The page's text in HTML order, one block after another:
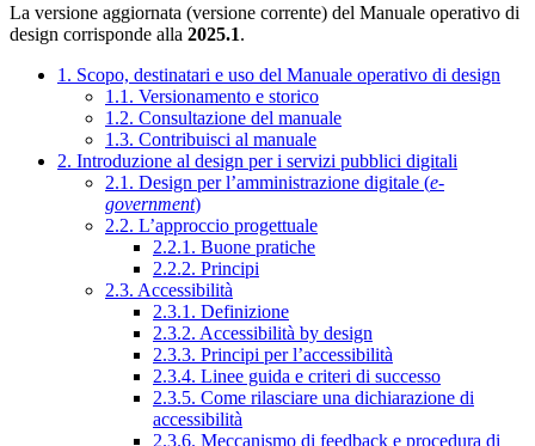
La versione aggiornata (versione corrente) del Manuale operativo di
design corrisponde alla 2025.1.
1. Scopo, destinatari e uso del Manuale operativo di design
1.1. Versionamento e storico
1.2. Consultazione del manuale
1.3. Contribuisci al manuale
2. Introduzione al design per i servizi pubblici digitali
2.1. Design per l’amministrazione digitale (e-
government)
2.2. L’approccio progettuale
2.2.1. Buone pratiche
2.2.2. Principi
2.3. Accessibilità
2.3.1. Definizione
2.3.2. Accessibilità by design
2.3.3. Principi per l’accessibilità
2.3.4. Linee guida e criteri di successo
2.3.5. Come rilasciare una dichiarazione di
accessibilità
2.3.6. Meccanismo di feedback e procedura di